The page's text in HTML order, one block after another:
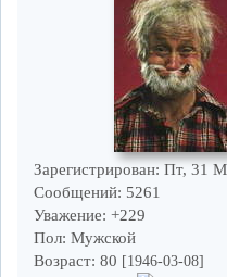
Зарегистрирован: Пт, 31
Сообщений: 5261
Уважение: +229
Пол: Мужской
Возраст: 80 [1946-03-08]